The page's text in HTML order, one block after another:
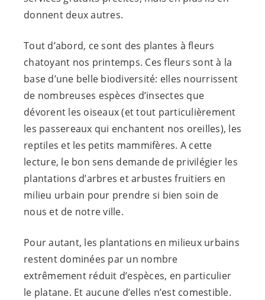
donnent deux autres.
Tout d’abord, ce sont des plantes à fleurs
chatoyant nos printemps. Ces fleurs sont à la
base d’une belle biodiversité: elles nourrissent
de nombreuses espèces d’insectes que
dévorent les oiseaux (et tout particulièrement
les passereaux qui enchantent nos oreilles), les
reptiles et les petits mammifères. A cette
lecture, le bon sens demande de privilégier les
plantations d’arbres et arbustes fruitiers en
milieu urbain pour prendre si bien soin de
nous et de notre ville.
Pour autant, les plantations en milieux urbains
restent dominées par un nombre
extrêmement réduit d’espèces, en particulier
le platane. Et aucune d’elles n’est comestible.